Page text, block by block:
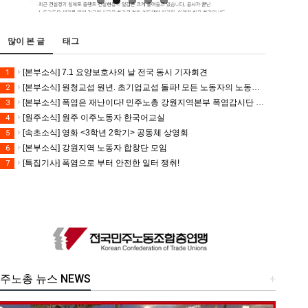
많이 본 글 태그
1 [본부소식] 7.1 요양보호사의 날 전국 동시 기자회견
2 [본부소식] 원청교섭 원년. 초기업교섭 돌파! 모든 노동자의 노동기본권 쟁취! 민주노총 7.15 총파업대회
3 [본부소식] 폭염은 재난이다! 민주노총 강원지역본부 폭염감시단 선포 기자회견
4 [원주소식] 원주 이주노동자 한국어교실
5 [속초소식] 영화 <3학년 2학기> 공동체 상영회
6 [본부소식] 강원지역 노동자 합창단 모임
7 [특집기사] 폭염으로 부터 안전한 일터 쟁취!
+
노총 뉴스 NEWS